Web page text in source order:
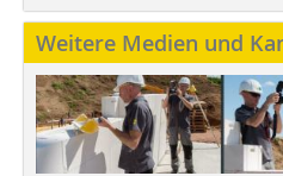
Weitere Medien und